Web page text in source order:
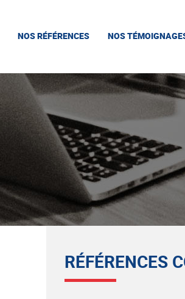
NOS RÉFÉRENCES NOS
RÉFÉRENCES